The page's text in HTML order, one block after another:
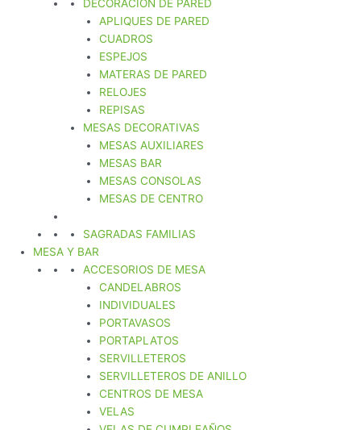
DECORACIÓN DE PARED
APLIQUES DE PARED
CUADROS
ESPEJOS
MATERAS DE PARED
RELOJES
REPISAS
MESAS DECORATIVAS
MESAS AUXILIARES
MESAS BAR
MESAS CONSOLAS
MESAS DE CENTRO
SAGRADAS FAMILIAS
MESA Y BAR
ACCESORIOS DE MESA
CANDELABROS
INDIVIDUALES
PORTAVASOS
PORTAPLATOS
SERVILLETEROS
SERVILLETEROS DE ANILLO
CENTROS DE MESA
VELAS